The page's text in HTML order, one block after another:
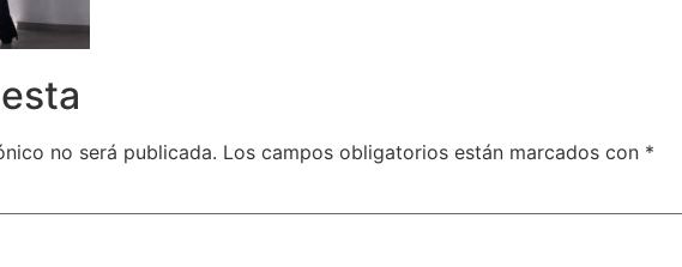
no será publicada. Los campos obligatorios están marcados con *